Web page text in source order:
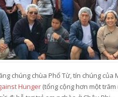
chúng chùa Phổ Từ, tín chúng
Hunger (tổng cộng hơn một